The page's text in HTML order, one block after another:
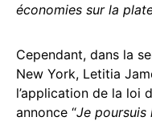
économies sur la
Cependant, dans la
New York, Letitia
l’application de la loi
annonce “Je poursuis